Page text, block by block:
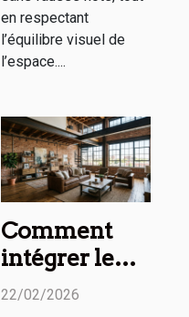
en respectant
l’équilibre visuel de
l’espace....
Comment
intégrer le
style
22/02/2026